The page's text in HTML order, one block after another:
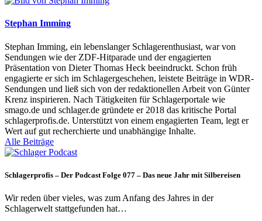
Stephan Imming
Stephan Imming, ein lebenslanger Schlagerenthusiast, war von
Sendungen wie der ZDF-Hitparade und der engagierten
Präsentation von Dieter Thomas Heck beeindruckt. Schon früh
engagierte er sich im Schlagergeschehen, leistete Beiträge in WDR-
Sendungen und ließ sich von der redaktionellen Arbeit von Günter
Krenz inspirieren. Nach Tätigkeiten für Schlagerportale wie
smago.de und schlager.de gründete er 2018 das kritische Portal
schlagerprofis.de. Unterstützt von einem engagierten Team, legt er
Wert auf gut recherchierte und unabhängige Inhalte.
Alle Beiträge
Schlagerprofis – Der Podcast Folge 077 – Das neue Jahr mit Silbereisen
Wir reden über vieles, was zum Anfang des Jahres in der
Schlagerwelt stattgefunden hat…